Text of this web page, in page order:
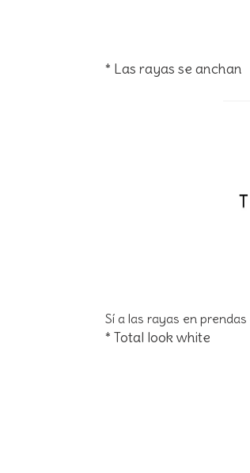
* Las rayas se anchan
Sí a las rayas en
* Total look white